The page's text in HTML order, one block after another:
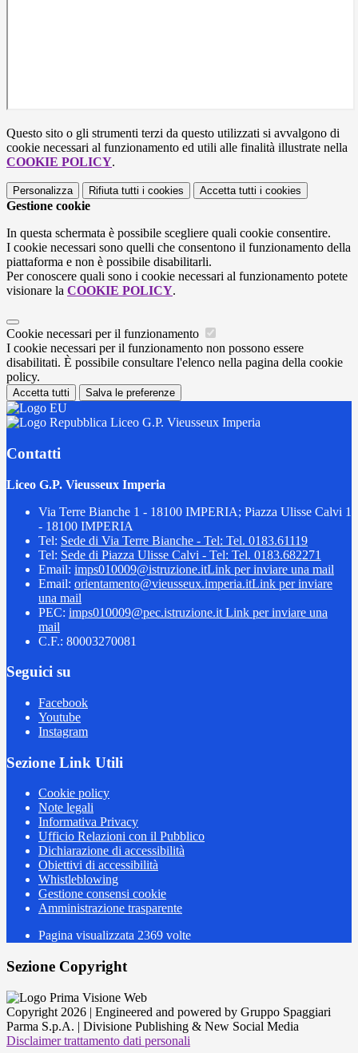
Questo sito o gli strumenti terzi da questo utilizzati si avvalgono di
cookie necessari al funzionamento ed utili alle finalità illustrate nella
COOKIE POLICY.
Personalizza Rifiuta tutti i cookies Accetta tutti i cookies
Gestione cookie
In questa schermata è possibile scegliere quali cookie consentire.
I cookie necessari sono quelli che consentono il funzionamento della
piattaforma e non è possibile disabilitarli.
Per conoscere quali sono i cookie necessari al funzionamento potete
visionare la COOKIE POLICY.
Cookie necessari per il funzionamento
I cookie necessari per il funzionamento non possono essere
disabilitati. È possibile consultare l'elenco nella pagina della cookie
policy.
Accetta tutti Salva le preferenze
Liceo G.P. Vieusseux Imperia
Contatti
Liceo G.P. Vieusseux Imperia
Via Terre Bianche 1 - 18100 IMPERIA; Piazza Ulisse Calvi 1
- 18100 IMPERIA
Tel: Sede di Via Terre Bianche - Tel: Tel. 0183.61119
Tel: Sede di Piazza Ulisse Calvi - Tel: Tel. 0183.682271
Email: imps010009@istruzione.itLink per inviare una mail
Email: orientamento@vieusseux.imperia.itLink per inviare
una mail
PEC: imps010009@pec.istruzione.it Link per inviare una
mail
C.F.: 80003270081
Seguici su
Facebook
Youtube
Instagram
Sezione Link Utili
Cookie policy
Note legali
Informativa Privacy
Ufficio Relazioni con il Pubblico
Dichiarazione di accessibilità
Obiettivi di accessibilità
Whistleblowing
Gestione consensi cookie
Amministrazione trasparente
Pagina visualizzata 2369 volte
Sezione Copyright
Copyright 2026 | Engineered and powered by Gruppo Spaggiari
Parma S.p.A. | Divisione Publishing & New Social Media
Disclaimer trattamento dati personali